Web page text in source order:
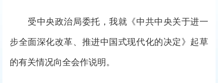
受中央政治局委托，我就《中共中央关于进一
步全面深化改革、推进中国式现代化的决定》起草
的有关情况向全会作说明。